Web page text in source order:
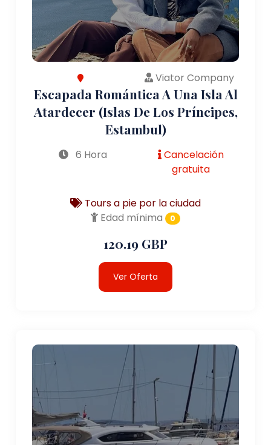
Viator Company
Escapada Romántica A Una Isla Al
Atardecer (Islas De Los Príncipes,
Estambul)
6 Hora
Cancelación
gratuita
Tours a pie por la ciudad
Edad mínima
0
120.19 GBP
Ver Oferta